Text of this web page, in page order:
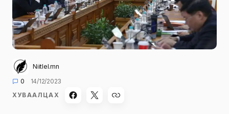
Niitlel.mn
0
14/12/2023
ХУВААЛЦАХ